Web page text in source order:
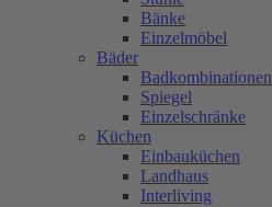
Bänke
Einzelmöbel
Bäder
Badkombinationen
Spiegel
Einzelschränke
Küchen
Einbauküchen
Landhaus
Interliving